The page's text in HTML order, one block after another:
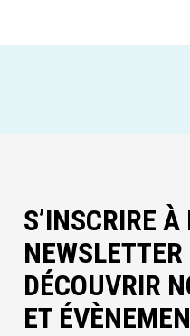
S’INSCRIRE À
DÉCOUVRIR
ET